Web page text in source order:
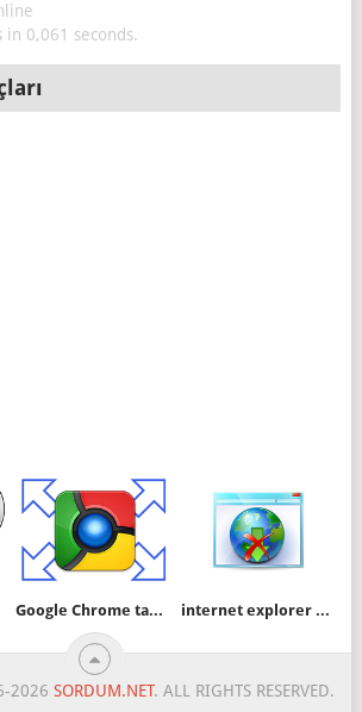
in 0,061 seconds.
Google Chrome tam ekran modunda açılsın internet explorer ve Chrome ile indirme yapılmasın
2026 SORDUM.NET. ALL RIGHTS RESERVED.